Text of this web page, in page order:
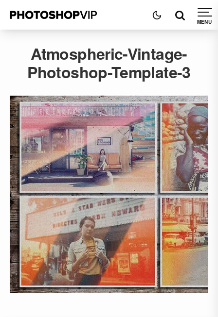
Atmospheric-Vintage-
Photoshop-Template-3